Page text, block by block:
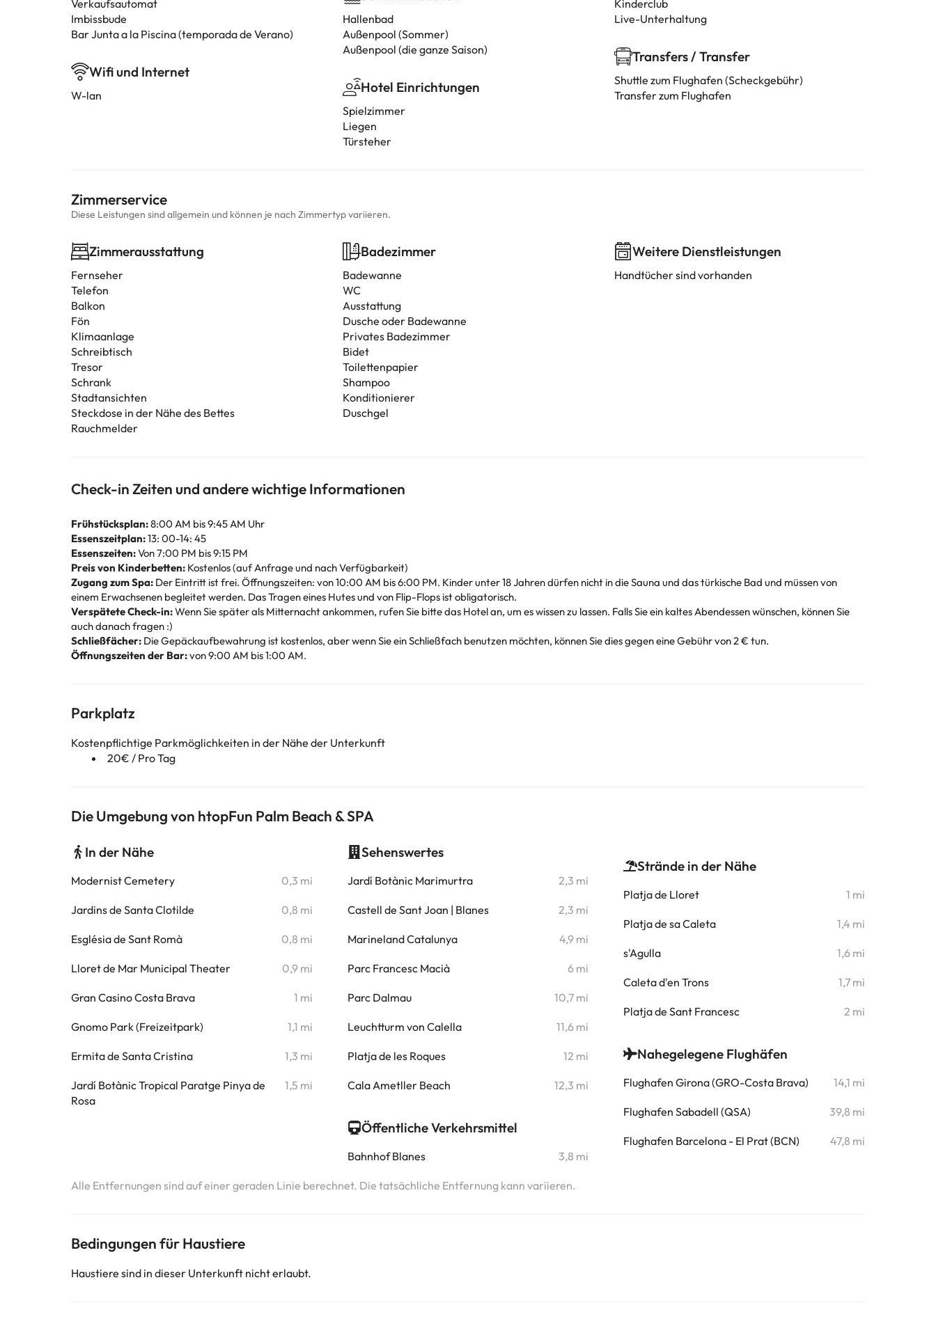
Verkaufsautomat
Imbissbude
Bar Junta a la Piscina (temporada de Verano)
Wifi und Internet
W-lan
Hallenbad
Außenpool (Sommer)
Außenpool (die ganze Saison)
Hotel Einrichtungen
Spielzimmer
Liegen
Türsteher
Kinderclub
Live-Unterhaltung
Transfers / Transfer
Shuttle zum Flughafen (Scheckgebühr)
Transfer zum Flughafen
Zimmerservice
Diese Leistungen sind allgemein und können je nach Zimmertyp variieren.
Zimmerausstattung
Fernseher
Telefon
Balkon
Fön
Klimaanlage
Schreibtisch
Tresor
Schrank
Stadtansichten
Steckdose in der Nähe des Bettes
Rauchmelder
Badezimmer
Badewanne
WC
Ausstattung
Dusche oder Badewanne
Privates Badezimmer
Bidet
Toilettenpapier
Shampoo
Konditionierer
Duschgel
Weitere Dienstleistungen
Handtücher sind vorhanden
Check-in Zeiten und andere wichtige Informationen
Frühstücksplan:8:00 AM bis 9:45 AM Uhr
Essenszeitplan:13: 00-14: 45
Essenszeiten:Von 7:00 PM bis 9:15 PM
Preis von Kinderbetten: Kostenlos (auf Anfrage und nach Verfügbarkeit)
Zugang zum Spa: Der Eintritt ist frei. Öffnungszeiten: von 10:00 AM bis 6:00 PM. Kinder unter 18 Jahren dürfen nicht in die Sauna und das türkische Bad und müssen von
einem Erwachsenen begleitet werden. Das Tragen eines Hutes und von Flip-Flops ist obligatorisch.
Verspätete Check-in:Wenn Sie später als Mitternacht ankommen, rufen Sie bitte das Hotel an, um es wissen zu lassen. Falls Sie ein kaltes Abendessen wünschen, können Sie
auch danach fragen :)
Schließfächer: Die Gepäckaufbewahrung ist kostenlos, aber wenn Sie ein Schließfach benutzen möchten, können Sie dies gegen eine Gebühr von 2 € tun.
Öffnungszeiten der Bar:von 9:00 AM bis 1:00 AM.
Parkplatz
Kostenpflichtige Parkmöglichkeiten in der Nähe der Unterkunft
20€ / Pro Tag
Die Umgebung von htopFun Palm Beach & SPA
In der Nähe
Modernist Cemetery 0,3 mi
Jardins de Santa Clotilde 0,8 mi
Església de Sant Romà 0,8 mi
Lloret de Mar Municipal Theater 0,9 mi
Gran Casino Costa Brava 1 mi
Gnomo Park (Freizeitpark) 1,1 mi
Ermita de Santa Cristina 1,3 mi
Jardí Botànic Tropical Paratge Pinya de
Rosa
1,5 mi
Sehenswertes
Jardí Botànic Marimurtra 2,3 mi
Castell de Sant Joan | Blanes 2,3 mi
Marineland Catalunya 4,9 mi
Parc Francesc Macià 6 mi
Parc Dalmau 10,7 mi
Leuchtturm von Calella 11,6 mi
Platja de les Roques 12 mi
Cala Ametller Beach 12,3 mi
Öffentliche Verkehrsmittel
Bahnhof Blanes 3,8 mi
Strände in der Nähe
Platja de Lloret 1 mi
Platja de sa Caleta 1,4 mi
s'Agulla 1,6 mi
Caleta d'en Trons 1,7 mi
Platja de Sant Francesc 2 mi
Nahegelegene Flughäfen
Flughafen Girona (GRO-Costa Brava) 14,1 mi
Flughafen Sabadell (QSA) 39,8 mi
Flughafen Barcelona - El Prat (BCN) 47,8 mi
Alle Entfernungen sind auf einer geraden Linie berechnet. Die tatsächliche Entfernung kann variieren.
Bedingungen für Haustiere
Haustiere sind in dieser Unterkunft nicht erlaubt.